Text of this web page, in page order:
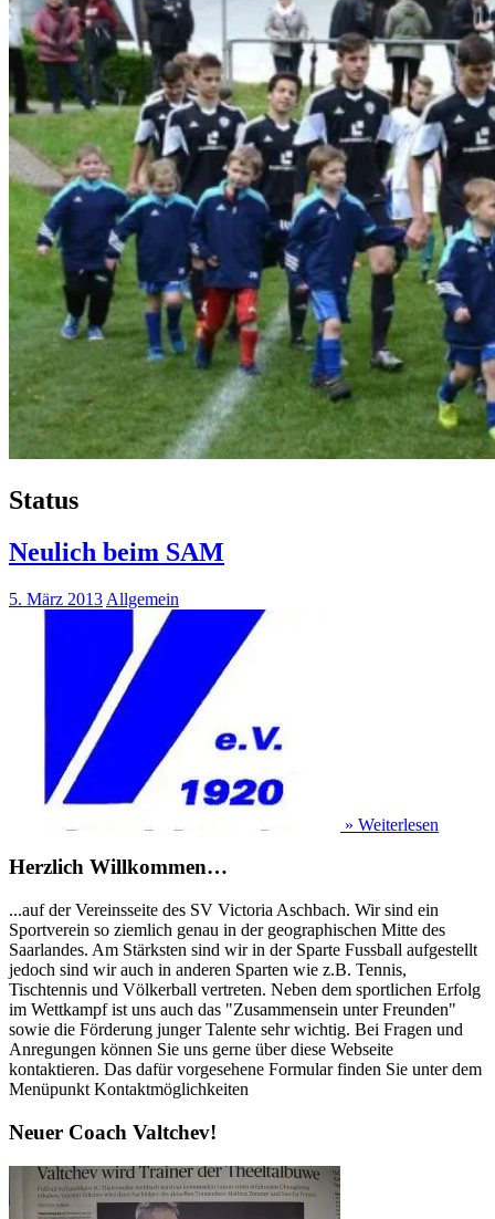
Status
Neulich beim SAM
5. März 2013 Allgemein
» Weiterlesen
Herzlich Willkommen…
...auf der Vereinsseite des SV Victoria Aschbach. Wir sind ein
Sportverein so ziemlich genau in der geographischen Mitte des
Saarlandes. Am Stärksten sind wir in der Sparte Fussball aufgestellt
jedoch sind wir auch in anderen Sparten wie z.B. Tennis,
Tischtennis und Völkerball vertreten. Neben dem sportlichen Erfolg
im Wettkampf ist uns auch das "Zusammensein unter Freunden"
sowie die Förderung junger Talente sehr wichtig. Bei Fragen und
Anregungen können Sie uns gerne über diese Webseite
kontaktieren. Das dafür vorgesehene Formular finden Sie unter dem
Menüpunkt Kontaktmöglichkeiten
Neuer Coach Valtchev!